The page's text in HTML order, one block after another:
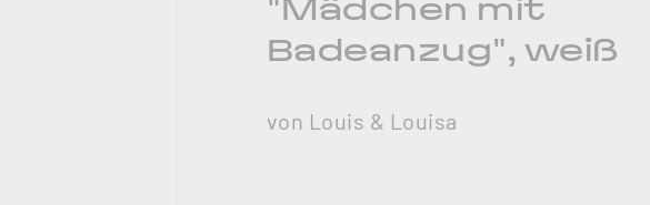
"Mädchen mit
Badeanzug", weiß
von Louis & Louisa